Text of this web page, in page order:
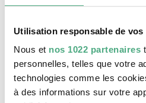
Utilisation responsable de vos
Nous et nos 1022 partenaires
personnelles, telles que votre
technologies comme les
à des informations sur votre
stone slabs resting on the
Brennerbühne, each
the large-scale
oversized mind map.
Makingtranslates a